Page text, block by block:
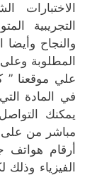
الاختبارات
التجريبية
والنجاح وأيضا
المطلوبة
علي موقعنا ”
في المادة
يمكنك
مباشر من على
أرقام
الفيزياء